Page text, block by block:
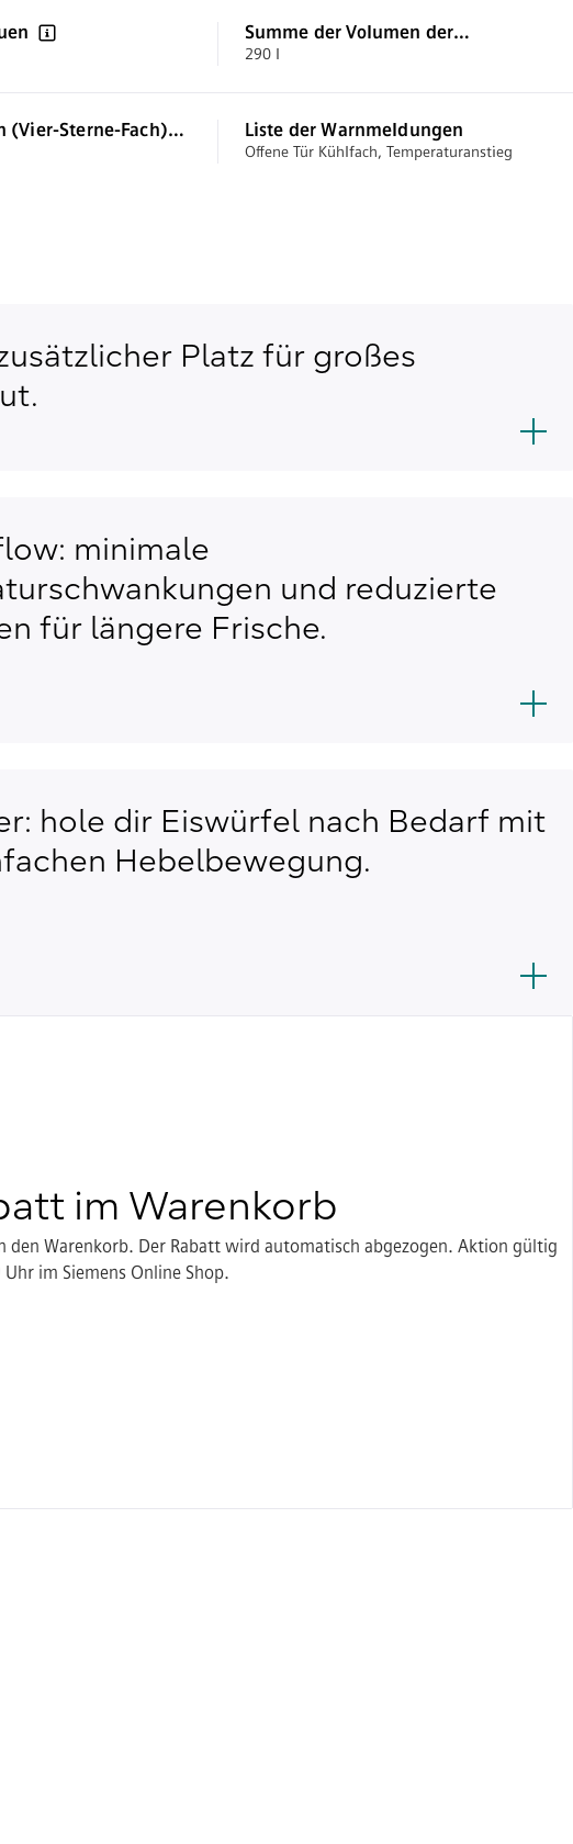
G
Summe der Volumen der
Tiefkühlfächer (EU 2017/1369)
290 l
(Vier-Sterne-Fach)
Liste der Warnmeldungen
Offene Tür Kühlfach, Temperaturanstieg
Platz für großes
minimale
und reduzierte
für längere Frische.
hole dir Eiswürfel nach Bedarf mit
Hebelbewegung.
im Warenkorb
den Warenkorb. Der Rabatt wird automatisch abgezogen. Aktion gültig
im Siemens Online Shop.